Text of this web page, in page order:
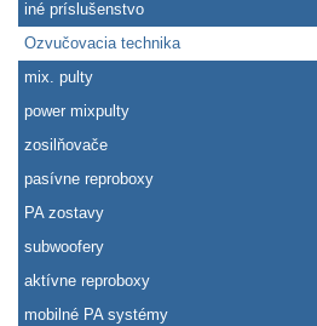
iné príslušenstvo
Ozvučovacia technika
mix. pulty
power mixpulty
zosilňovače
pasívne reproboxy
PA zostavy
subwoofery
aktívne reproboxy
mobilné PA systémy